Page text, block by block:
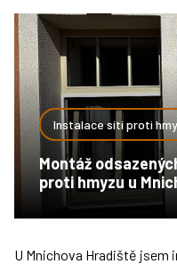
Instalace sítí proti
Montáž
proti hmyzu u
U Mnichova Hradiště